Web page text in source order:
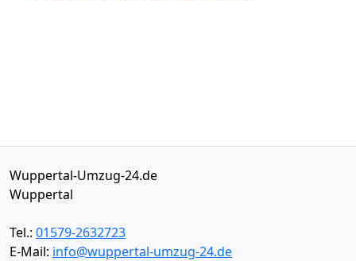
Wuppertal-Umzug-24.de
Wuppertal
Tel.: 01579-2632723
E-Mail: info@wuppertal-umzug-24.de